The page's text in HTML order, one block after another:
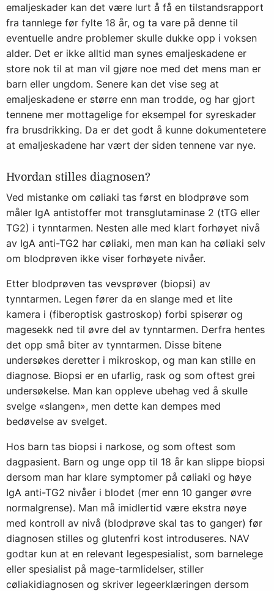
emaljeskader kan det være lurt å få en tilstandsrapport
fra tannlege før fylte 18 år, og ta vare på denne til
eventuelle andre problemer skulle dukke opp i voksen
alder. Det er ikke alltid man synes emaljeskadene er
store nok til at man vil gjøre noe med det mens man er
barn eller ungdom. Senere kan det vise seg at
emaljeskadene er større enn man trodde, og har gjort
tennene mer mottagelige for eksempel for syreskader
fra brusdrikking. Da er det godt å kunne dokumentetere
at emaljeskadene har vært der siden tennene var nye.
Hvordan stilles diagnosen?
Ved mistanke om cøliaki tas først en blodprøve som
måler IgA antistoffer mot transglutaminase 2 (tTG eller
TG2) i tynntarmen. Nesten alle med klart forhøyet nivå
av IgA anti-TG2 har cøliaki, men man kan ha cøliaki selv
om blodprøven ikke viser forhøyete nivåer.
Etter blodprøven tas vevsprøver (biopsi) av
tynntarmen. Legen fører da en slange med et lite
kamera i (fiberoptisk gastroskop) forbi spiserør og
magesekk ned til øvre del av tynntarmen. Derfra hentes
det opp små biter av tynntarmen. Disse bitene
undersøkes deretter i mikroskop, og man kan stille en
diagnose. Biopsi er en ufarlig, rask og som oftest grei
undersøkelse. Man kan oppleve ubehag ved å skulle
svelge «slangen», men dette kan dempes med
bedøvelse av svelget.
Hos barn tas biopsi i narkose, og som oftest som
dagpasient. Barn og unge opp til 18 år kan slippe biopsi
dersom man har klare symptomer på cøliaki og høye
IgA anti-TG2 nivåer i blodet (mer enn 10 ganger øvre
normalgrense). Man må imidlertid være ekstra nøye
med kontroll av nivå (blodprøve skal tas to ganger) før
diagnosen stilles og glutenfri kost introduseres. NAV
godtar kun at en relevant legespesialist, som barnelege
eller spesialist på mage-tarmlidelser, stiller
cøliakidiagnosen og skriver legeerklæringen dersom